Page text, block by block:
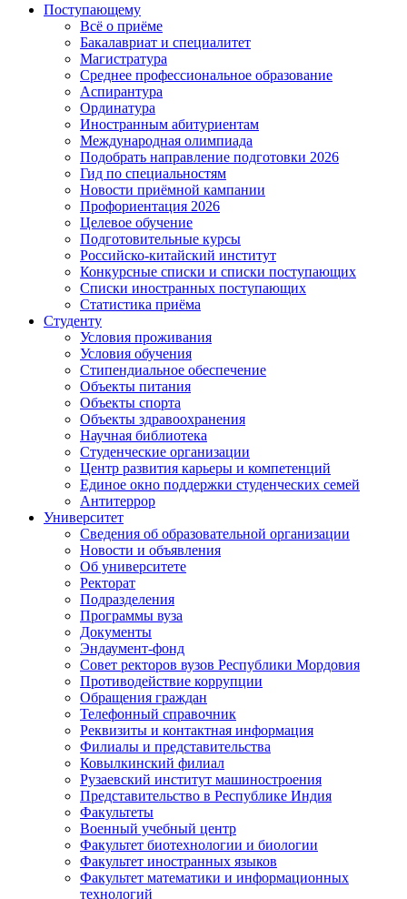
Поступающему
Всё о приёме
Бакалавриат и специалитет
Магистратура
Среднее профессиональное образование
Аспирантура
Ординатура
Иностранным абитуриентам
Международная олимпиада
Подобрать направление подготовки 2026
Гид по специальностям
Новости приёмной кампании
Профориентация 2026
Целевое обучение
Подготовительные курсы
Российско-китайский институт
Конкурсные списки и списки поступающих
Списки иностранных поступающих
Статистика приёма
Студенту
Условия проживания
Условия обучения
Стипендиальное обеспечение
Объекты питания
Объекты спорта
Объекты здравоохранения
Научная библиотека
Студенческие организации
Центр развития карьеры и компетенций
Единое окно поддержки студенческих семей
Антитеррор
Университет
Сведения об образовательной организации
Новости и объявления
Об университете
Ректорат
Подразделения
Программы вуза
Документы
Эндаумент-фонд
Совет ректоров вузов Республики Мордовия
Противодействие коррупции
Обращения граждан
Телефонный справочник
Реквизиты и контактная информация
Филиалы и представительства
Ковылкинский филиал
Рузаевский институт машиностроения
Представительство в Республике Индия
Факультеты
Военный учебный центр
Факультет биотехнологии и биологии
Факультет иностранных языков
Факультет математики и информационных
технологий